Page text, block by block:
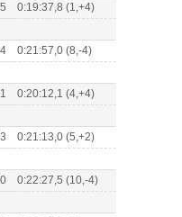
0:19:37,8 (1,+4)
0:21:57,0 (8,-4)
0:20:12,1 (4,+4)
0:21:13,0 (5,+2)
0:22:27,5 (10,-4)